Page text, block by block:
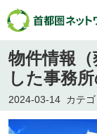
物件情報
した事務
2024-03-14 カテゴ